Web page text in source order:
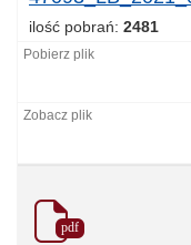
ilość pobrań: 2481
10-
19.pdf
pdf